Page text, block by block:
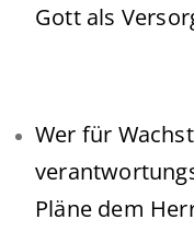
Gott als
Wer für
Pläne dem